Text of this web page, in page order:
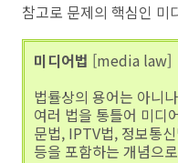
참고로 문제의 핵심인 미
미디어법 [media law]
법률상의 용어는 아니
여러 법을 통틀어 미디
문법, IPTV법, 정보통
등을 포함하는 개념으